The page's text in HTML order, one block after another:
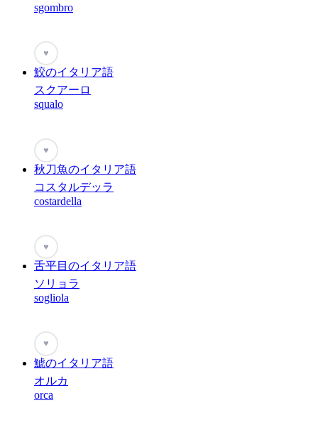
sgombro
♥
鮫のイタリア語
スクアーロ
squalo
♥
秋刀魚のイタリア語
コスタルデッラ
costardella
♥
舌平目のイタリア語
ソリョラ
sogliola
♥
鯱のイタリア語
オルカ
orca